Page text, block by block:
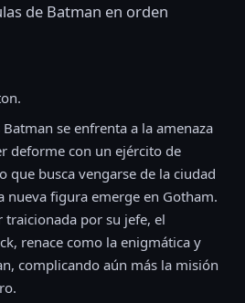
de Batman en orden
se enfrenta a la amenaza
deforme con un ejército de
que busca vengarse de la ciudad
nueva figura emerge en Gotham.
traicionada por su jefe, el
renace como la enigmática y
complicando aún más la misión